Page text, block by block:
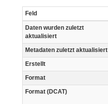
Feld
Daten wurden zuletzt
aktualisiert
Metadaten zuletzt aktualisiert
Erstellt
Format
Format (DCAT)